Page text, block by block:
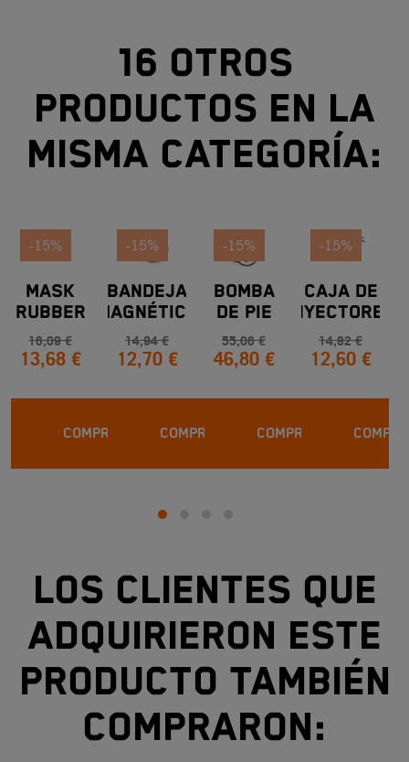
16 otros
productos en la
misma categoría:
-15%
MASK
RUBBER
16,09 €
13,68 €
COMPRAR
-15%
BANDEJA
MAGNÉTICA
14,94 €
12,70 €
COMPRAR
-15%
BOMBA
DE PIE
55,06 €
46,80 €
COMPRAR
-15%
CAJA DE
INYECTORES
14,82 €
12,60 €
Los clientes que
adquirieron este
producto también
compraron: